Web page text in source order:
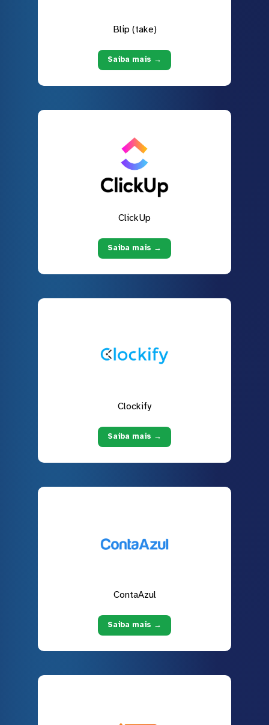
Blip (take)
Saiba mais →
ClickUp
Saiba mais →
Clockify
Saiba mais →
ContaAzul
Saiba mais →